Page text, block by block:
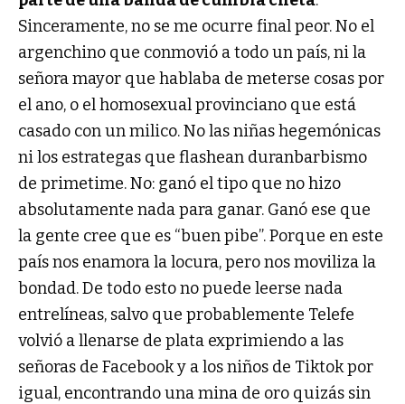
Sinceramente, no se me ocurre final peor. No el
argenchino que conmovió a todo un país, ni la
señora mayor que hablaba de meterse cosas por
el ano, o el homosexual provinciano que está
casado con un milico. No las niñas hegemónicas
ni los estrategas que flashean duranbarbismo
de primetime. No: ganó el tipo que no hizo
absolutamente nada para ganar. Ganó ese que
la gente cree que es “buen pibe”. Porque en este
país nos enamora la locura, pero nos moviliza la
bondad. De todo esto no puede leerse nada
entrelíneas, salvo que probablemente Telefe
volvió a llenarse de plata exprimiendo a las
señoras de Facebook y a los niños de Tiktok por
igual, encontrando una mina de oro quizás sin